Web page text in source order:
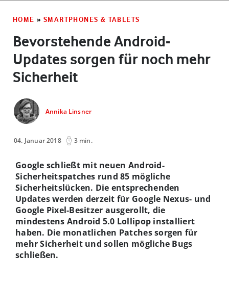
HOME » SMARTPHONES & TABLETS
Bevorstehende Android-
Updates sorgen für noch mehr
Sicherheit
Annika Linsner
04. Januar 2018 3 min.
Google schließt mit neuen Android-
Sicherheitspatches rund 85 mögliche
Sicherheitslücken. Die entsprechenden
Updates werden derzeit für Google Nexus- und
Google Pixel-Besitzer ausgerollt, die
mindestens Android 5.0 Lollipop installiert
haben. Die monatlichen Patches sorgen für
mehr Sicherheit und sollen mögliche Bugs
schließen.